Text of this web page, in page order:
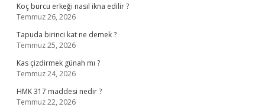
Koç burcu erkeği nasıl ikna edilir ?
Temmuz 26, 2026
Tapuda birinci kat ne demek ?
Temmuz 25, 2026
Kas çizdirmek günah mı ?
Temmuz 24, 2026
HMK 317 maddesi nedir ?
Temmuz 22, 2026